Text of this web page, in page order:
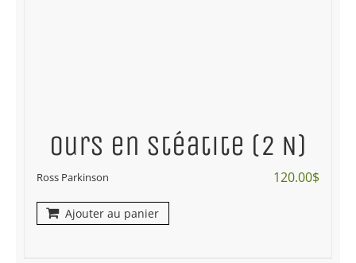
Ours en stéatite (2 N)
Ross Parkinson 120.00$
Ajouter au panier